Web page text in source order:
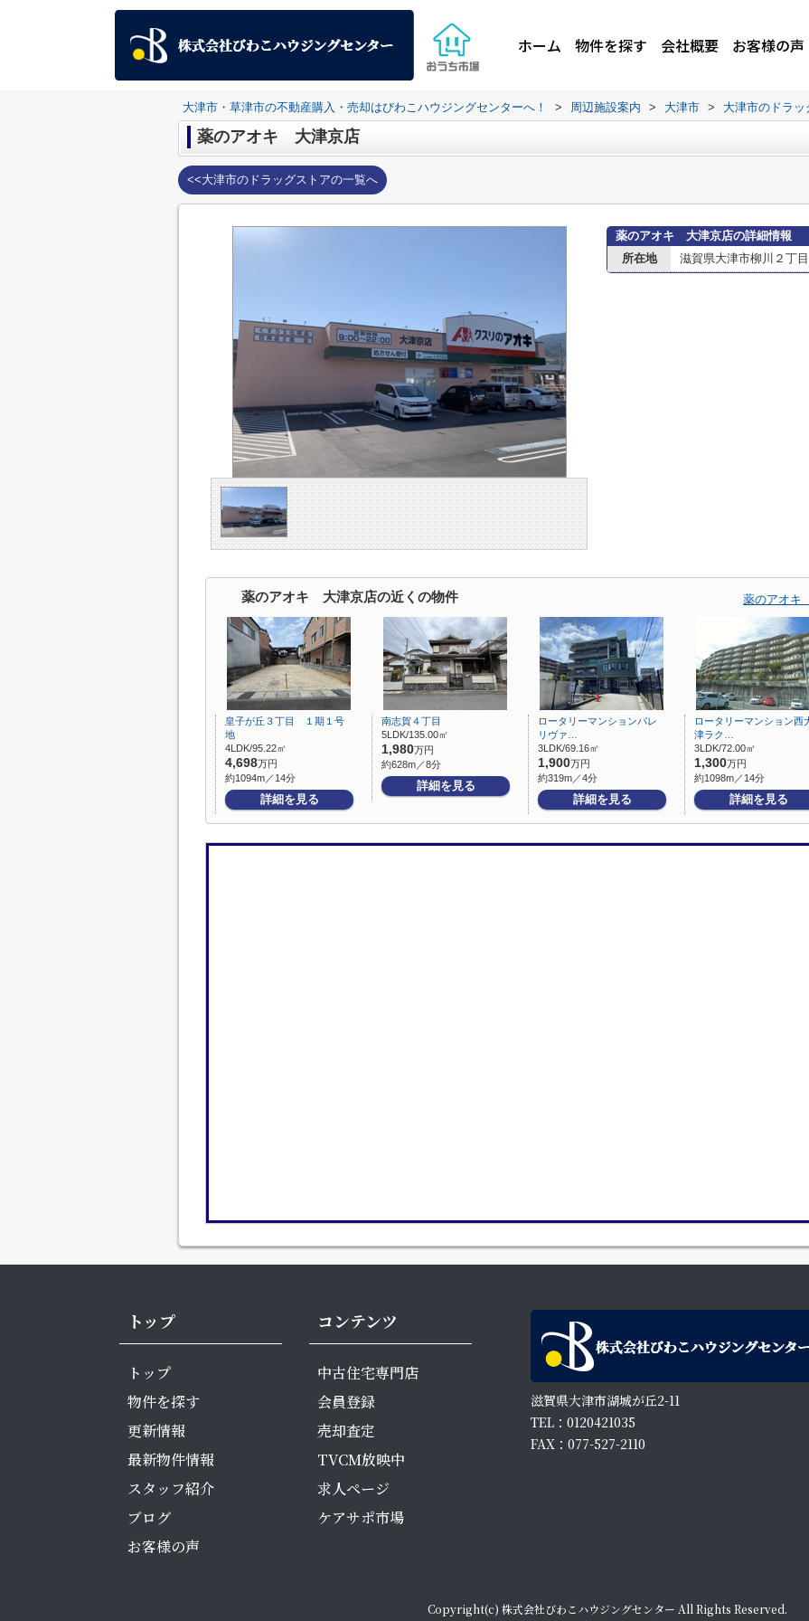
ホーム 物件を探す 会社概要 お客様の声
大津市・草津市の不動産購入・売却はびわこハウジングセンターへ！ > 周辺施設案内 > 大津市 > 大津市のドラッ
薬のアオキ 大津京店
<<大津市のドラッグストアの一覧へ
薬のアオキ 大津京店の詳細情報
所在地
滋賀県大津市柳川２丁
薬のアオキ 大津京店の近くの物件 薬のアオキ
皇子が丘３丁目 １期１号
地
4LDK/95.22㎡
4,698万円
約1094m／14分
詳細を見る
南志賀４丁目
5LDK/135.00㎡
1,980万円
約628m／8分
詳細を見る
ロータリーマンションパレ
リヴァ…
3LDK/69.16㎡
1,900万円
約319m／4分
詳細を見る
ロータリーマンション西
津ラク…
3LDK/72.00㎡
1,300万円
約1098m／14分
詳細を見る
トップ
トップ
物件を探す
更新情報
最新物件情報
スタッフ紹介
ブログ
お客様の声
コンテンツ
中古住宅専門店
会員登録
売却査定
TVCM放映中
求人ページ
ケアサポ市場
滋賀県大津市湖城が丘2-11
TEL：0120421035
FAX：077-527-2110
Copyright(c) 株式会社びわこハウジングセンター All Rights Reserved.